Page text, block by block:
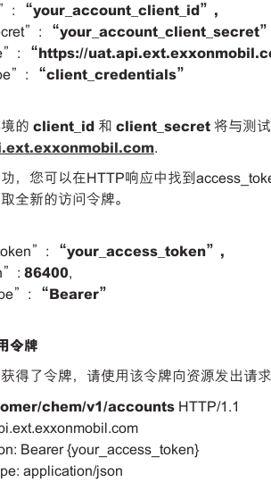
“your_account_client_id”,
“https://
“client_credentials”
的 client_id 和 client_secret 将与测
.
，您可以在HTTP响应中找到
全新的访问令牌。
“your_access_token”,
86400,
“Bearer”
令牌
得了令牌，请使用该令牌向资源发出请
chem/v1/accounts HTTP/1.1
Bearer {your_access_token}
application/json